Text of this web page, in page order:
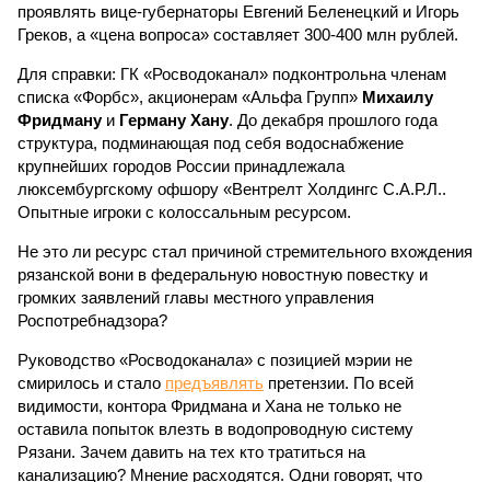
проявлять вице-губернаторы Евгений Беленецкий и Игорь
Греков, а «цена вопроса» составляет 300-400 млн рублей.
Для справки: ГК «Росводоканал» подконтрольна членам
списка «Форбс», акционерам «Альфа Групп» Михаилу
Фридмануи Герману Хану. До декабря прошлого года
структура, подминающая под себя водоснабжение
крупнейших городов России принадлежала
люксембургскому офшору «Вентрелт Холдингс С.А.Р.Л..
Опытные игроки с колоссальным ресурсом.
Не это ли ресурс стал причиной стремительного вхождения
рязанской вони в федеральную новостную повестку и
громких заявлений главы местного управления
Роспотребнадзора?
Руководство «Росводоканала» с позицией мэрии не
смирилось и стало предъявлять претензии. По всей
видимости, контора Фридмана и Хана не только не
оставила попыток влезть в водопроводную систему
Рязани. Зачем давить на тех кто тратиться на
канализацию? Мнение расходятся. Одни говорят, что